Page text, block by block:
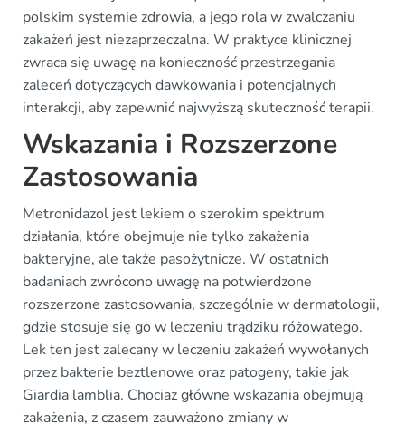
polskim systemie zdrowia, a jego rola w zwalczaniu
zakażeń jest niezaprzeczalna. W praktyce klinicznej
zwraca się uwagę na konieczność przestrzegania
zaleceń dotyczących dawkowania i potencjalnych
interakcji, aby zapewnić najwyższą skuteczność terapii.
Wskazania i Rozszerzone
Zastosowania
Metronidazol jest lekiem o szerokim spektrum
działania, które obejmuje nie tylko zakażenia
bakteryjne, ale także pasożytnicze. W ostatnich
badaniach zwrócono uwagę na potwierdzone
rozszerzone zastosowania, szczególnie w dermatologii,
gdzie stosuje się go w leczeniu trądziku różowatego.
Lek ten jest zalecany w leczeniu zakażeń wywołanych
przez bakterie beztlenowe oraz patogeny, takie jak
Giardia lamblia. Chociaż główne wskazania obejmują
zakażenia, z czasem zauważono zmiany w